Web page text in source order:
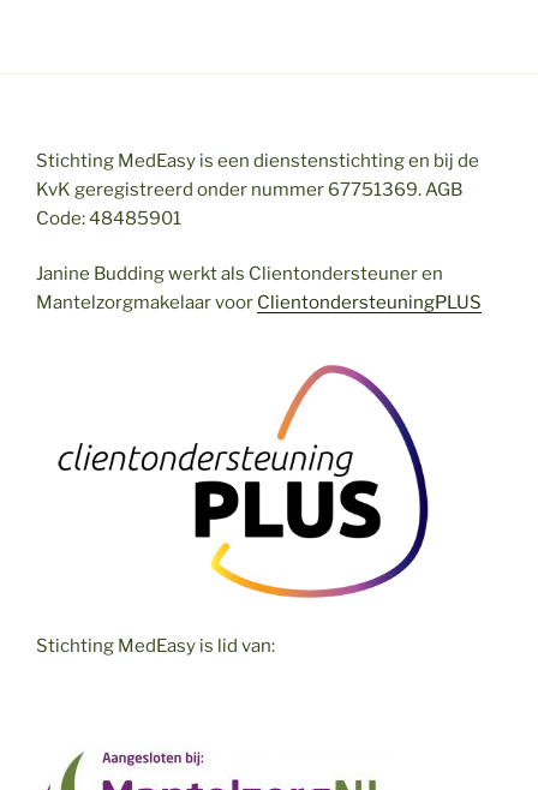
Stichting MedEasy is een dienstenstichting en bij de
KvK geregistreerd onder nummer 67751369. AGB
Code: 48485901
Janine Budding werkt als Clientondersteuner en
Mantelzorgmakelaar voor ClientondersteuningPLUS
Stichting MedEasy is lid van: